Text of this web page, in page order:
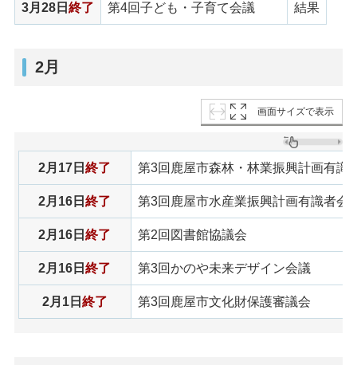
3月28日 終了 第4回子ども・子育て会議 結果
2月
画面サイズで表示
2月17日終了 第3回鹿屋市森林・林業振興計画有識
2月16日終了 第3回鹿屋市水産業振興計画有識者会
2月16日終了 第2回図書館協議会
2月16日終了 第3回かのや未来デザイン会議
2月1日 終了 第3回鹿屋市文化財保護審議会